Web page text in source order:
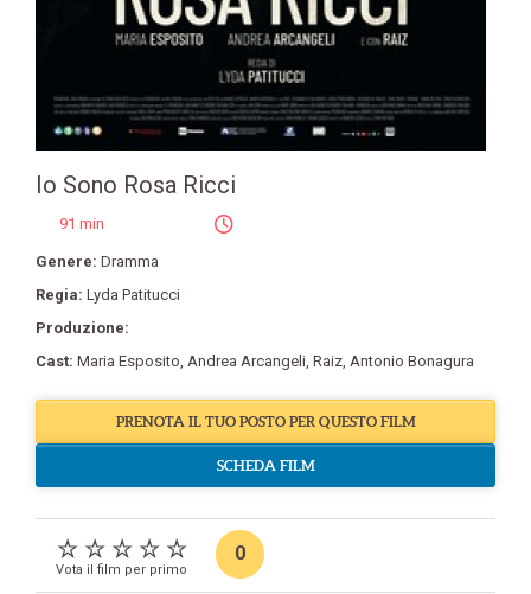
Io Sono Rosa Ricci
91 min
Genere: Dramma
Regia: Lyda Patitucci
Produzione:
Cast: Maria Esposito, Andrea Arcangeli, Raiz, Antonio Bonagura
PRENOTA IL TUO POSTO PER QUESTO FILM
SCHEDA FILM
Vota il film per primo
0